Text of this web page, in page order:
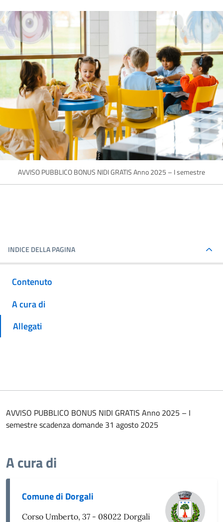
AVVISO PUBBLICO BONUS NIDI GRATIS Anno 2025 – I semestre
INDICE DELLA PAGINA
Contenuto
A cura di
Allegati
AVVISO PUBBLICO BONUS NIDI GRATIS Anno 2025 – I
semestre scadenza domande 31 agosto 2025
A cura di
Comune di Dorgali
Corso Umberto, 37 - 08022 Dorgali